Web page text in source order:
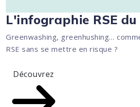
L'infographie RSE du
Greenwashing, greenhushing…
RSE sans se mettre en risque ?
Découvrez